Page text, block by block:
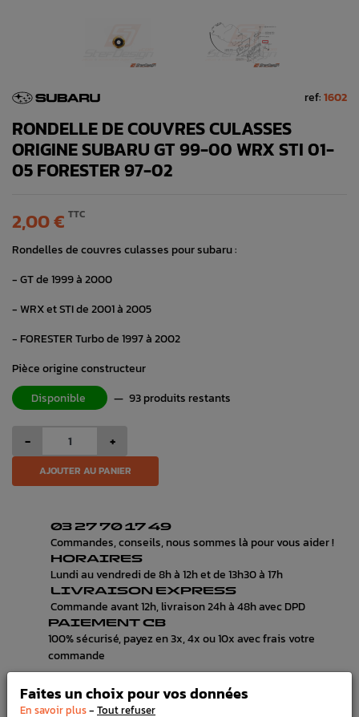
ref:1602
RONDELLE DE COUVRES CULASSES
ORIGINE SUBARU GT 99-00 WRX STI 01-
05 FORESTER 97-02
2,00 € TTC
Rondelles de couvres culasses pour subaru :
- GT de 1999 à 2000
- WRX et STI de 2001 à 2005
- FORESTER Turbo de 1997 à 2002
Pièce origine constructeur
Disponible
— 93 produits restants
- +
AJOUTER AU PANIER
03 27 70 17 49
Commandes, conseils, nous sommes là pour vous aider !
HORAIRES
Lundi au vendredi de 8h à 12h et de 13h30 à 17h
LIVRAISON EXPRESS
Commande avant 12h, livraison 24h à 48h avec DPD
PAIEMENT CB
100% sécurisé, payez en 3x, 4x ou 10x avec frais votre
commande
Faites un choix pour vos données
En savoir plus- Tout refuser